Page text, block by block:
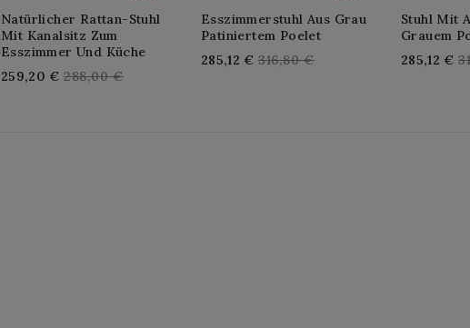
Natürlicher Rattan-Stuhl
Mit Kanalsitz Zum
Esszimmer Und Küche
259,20 € Regular
288,00 €
Esszimmerstuhl Aus Grau
Patiniertem Poelet
285,12 € Regular
316,80 €
Stuhl Mit
Grauem
285,12 €